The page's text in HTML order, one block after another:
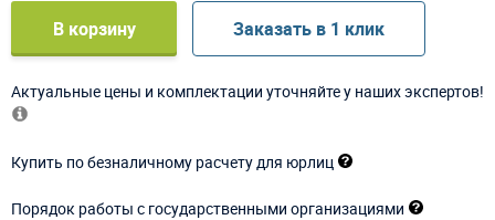
В корзину Заказать в 1 клик
Актуальные цены и комплектации уточняйте у наших экспертов!
Купить по безналичному расчету для юрлиц
Порядок работы с государственными организациями